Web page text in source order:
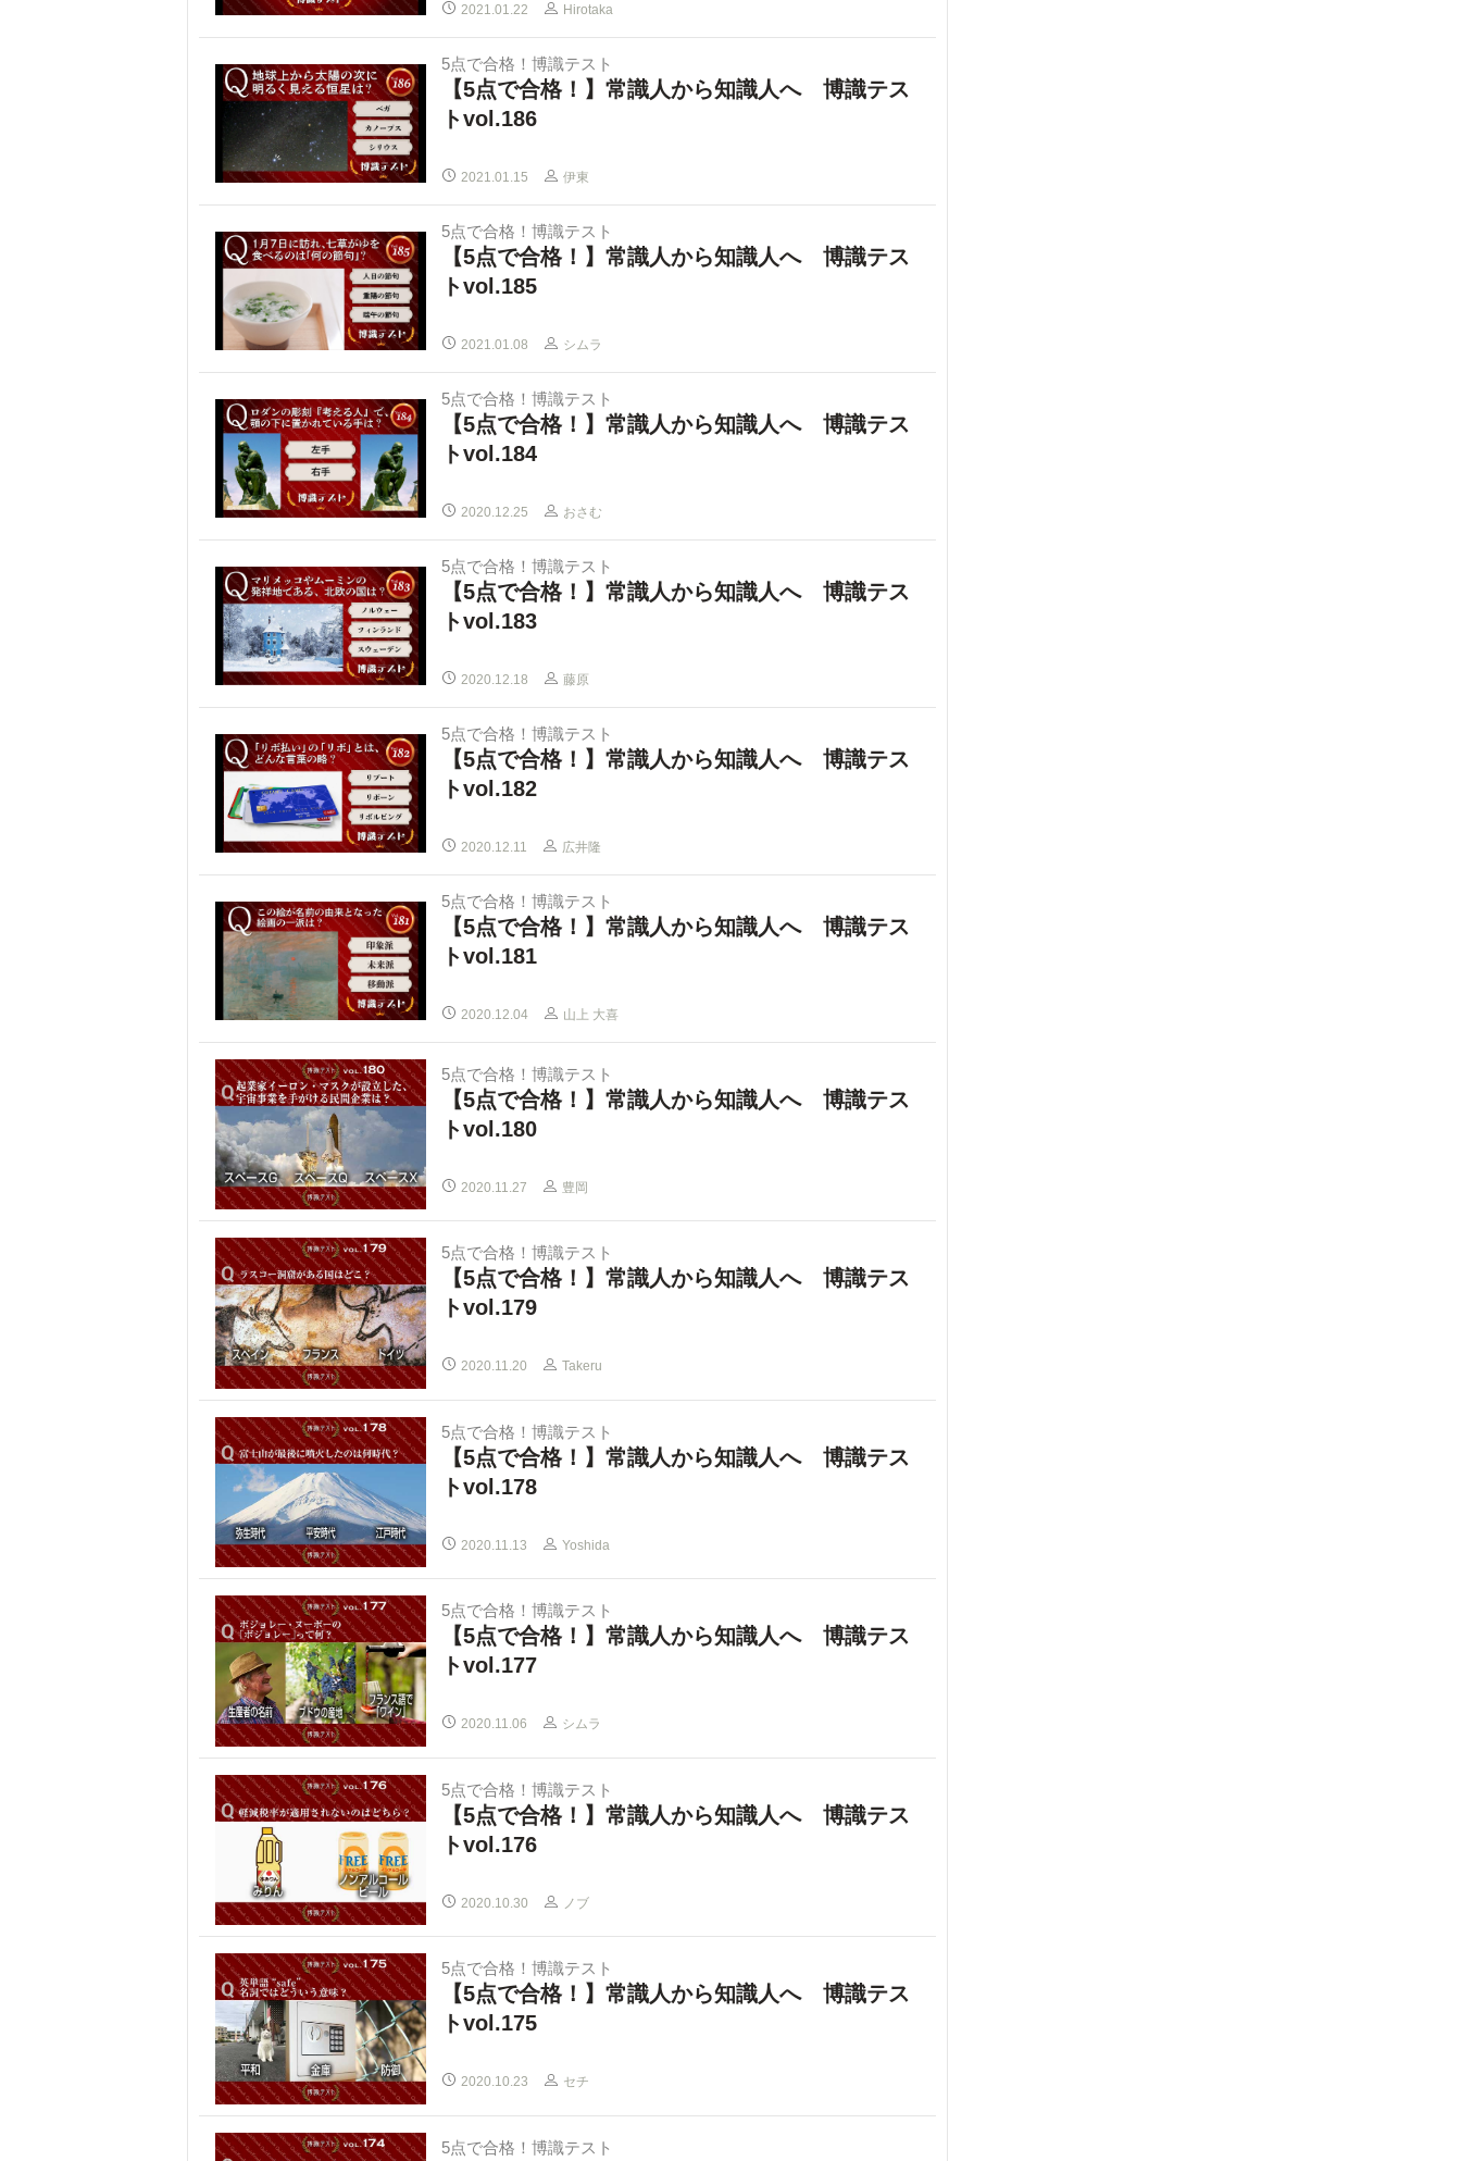
2021.01.22 Hirotaka
5点で合格！博識テスト
【5点で合格！】常識人から知識人へ 博識テス
トvol.186
2021.01.15 伊東
5点で合格！博識テスト
【5点で合格！】常識人から知識人へ 博識テス
トvol.185
2021.01.08 シムラ
5点で合格！博識テスト
【5点で合格！】常識人から知識人へ 博識テス
トvol.184
2020.12.25 おさむ
5点で合格！博識テスト
【5点で合格！】常識人から知識人へ 博識テス
トvol.183
2020.12.18 藤原
5点で合格！博識テスト
【5点で合格！】常識人から知識人へ 博識テス
トvol.182
2020.12.11 広井隆
5点で合格！博識テスト
【5点で合格！】常識人から知識人へ 博識テス
トvol.181
2020.12.04 山上 大喜
5点で合格！博識テスト
【5点で合格！】常識人から知識人へ 博識テス
トvol.180
2020.11.27 豊岡
5点で合格！博識テスト
【5点で合格！】常識人から知識人へ 博識テス
トvol.179
2020.11.20 Takeru
5点で合格！博識テスト
【5点で合格！】常識人から知識人へ 博識テス
トvol.178
2020.11.13 Yoshida
5点で合格！博識テスト
【5点で合格！】常識人から知識人へ 博識テス
トvol.177
2020.11.06 シムラ
5点で合格！博識テスト
【5点で合格！】常識人から知識人へ 博識テス
トvol.176
2020.10.30 ノブ
5点で合格！博識テスト
【5点で合格！】常識人から知識人へ 博識テス
トvol.175
2020.10.23 セチ
5点で合格！博識テスト